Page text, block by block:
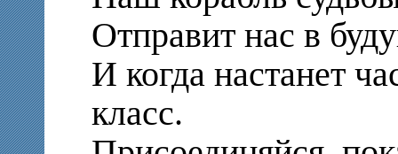
Отправит нас в
И когда настанет
класс.